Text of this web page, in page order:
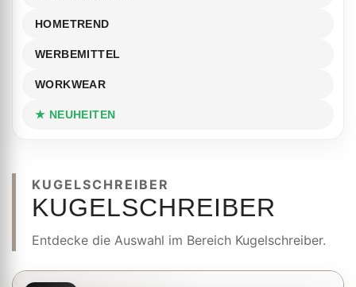
HOMETREND
WERBEMITTEL
WORKWEAR
★ NEUHEITEN
KUGELSCHREIBER
KUGELSCHREIBER
Entdecke die Auswahl im Bereich Kugelschreiber.